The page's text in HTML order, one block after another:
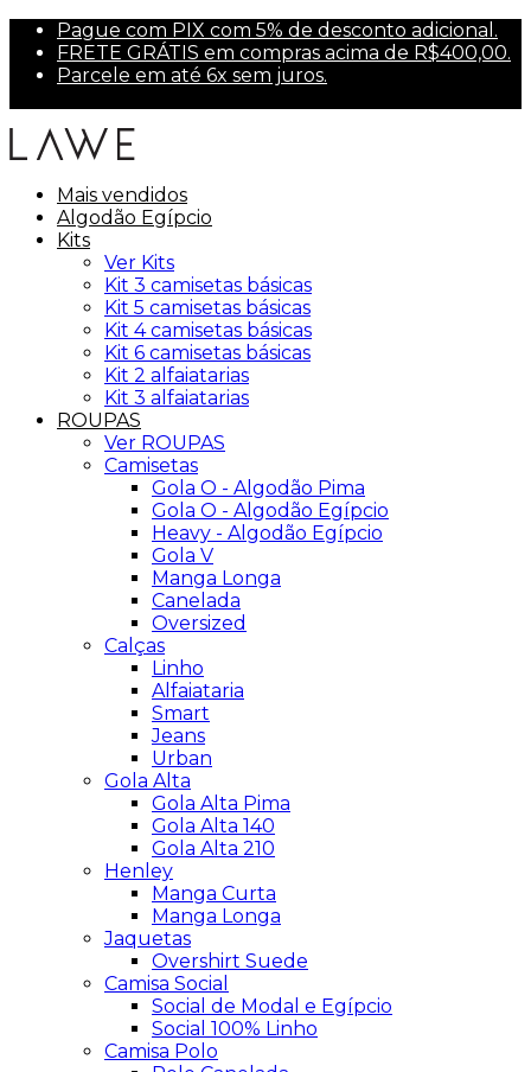
Pague com PIX com 5% de desconto adicional.
FRETE GRÁTIS em compras acima de R$400,00.
Parcele em até 6x sem juros.
Mais vendidos
Algodão Egípcio
Kits
Ver Kits
Kit 3 camisetas básicas
Kit 5 camisetas básicas
Kit 4 camisetas básicas
Kit 6 camisetas básicas
Kit 2 alfaiatarias
Kit 3 alfaiatarias
ROUPAS
Ver ROUPAS
Camisetas
Gola O - Algodão Pima
Gola O - Algodão Egípcio
Heavy - Algodão Egípcio
Gola V
Manga Longa
Canelada
Oversized
Calças
Linho
Alfaiataria
Smart
Jeans
Urban
Gola Alta
Gola Alta Pima
Gola Alta 140
Gola Alta 210
Henley
Manga Curta
Manga Longa
Jaquetas
Overshirt Suede
Camisa Social
Social de Modal e Egípcio
Social 100% Linho
Camisa Polo